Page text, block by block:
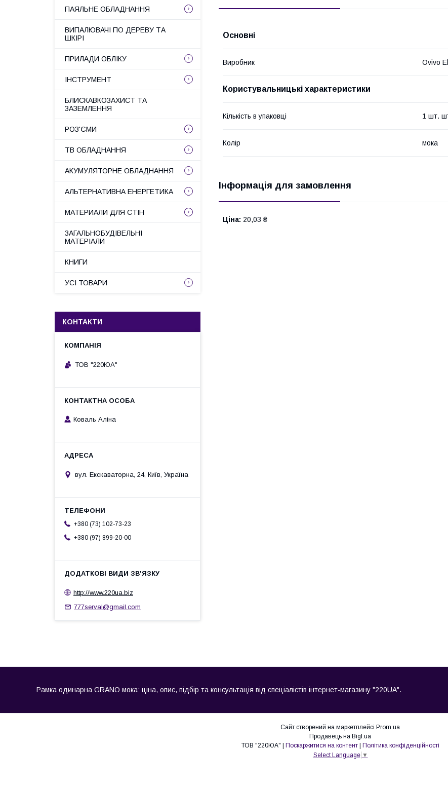
Основні
Виробник Ovivo
Користувальницькі характеристики
Кількість в упаковці 1 шт.
Колір мока
Інформація для замовлення
Ціна: 20,03 ₴
ПАЯЛЬНЕ ОБЛАДНАННЯ
ВИПАЛЮВАЧІ ПО ДЕРЕВУ ТА
ШКІРІ
ПРИЛАДИ ОБЛІКУ
ІНСТРУМЕНТ
БЛИСКАВКОЗАХИСТ ТА
ЗАЗЕМЛЕННЯ
РОЗ'ЄМИ
ТВ ОБЛАДНАННЯ
АКУМУЛЯТОРНЕ ОБЛАДНАННЯ
АЛЬТЕРНАТИВНА ЕНЕРГЕТИКА
МАТЕРИАЛИ ДЛЯ СТІН
ЗАГАЛЬНОБУДІВЕЛЬНІ
МАТЕРІАЛИ
КНИГИ
УСІ ТОВАРИ
КОНТАКТИ
ТОВ "220ЮА"
Коваль Аліна
вул. Екскаваторна, 24, Київ, Україна
+380 (73) 102-73-23
+380 (97) 899-20-00
http://www.220ua.biz
777serval@gmail.com
Рамка одинарна GRANO мока: ціна, опис, підбір та консультація від спеціалістів інтернет-магазину "220UA".
Сайт створений на маркетплейсі Prom.ua
Продавець на Bigl.ua
ТОВ "220ЮА" | Поскаржитися на контент | Політика конфіденційності
Select Language ▼